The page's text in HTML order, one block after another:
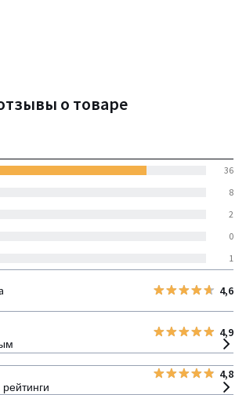
о товаре
(47 отзывов)
1
0
2
8
36
4,6
4,9
4,8